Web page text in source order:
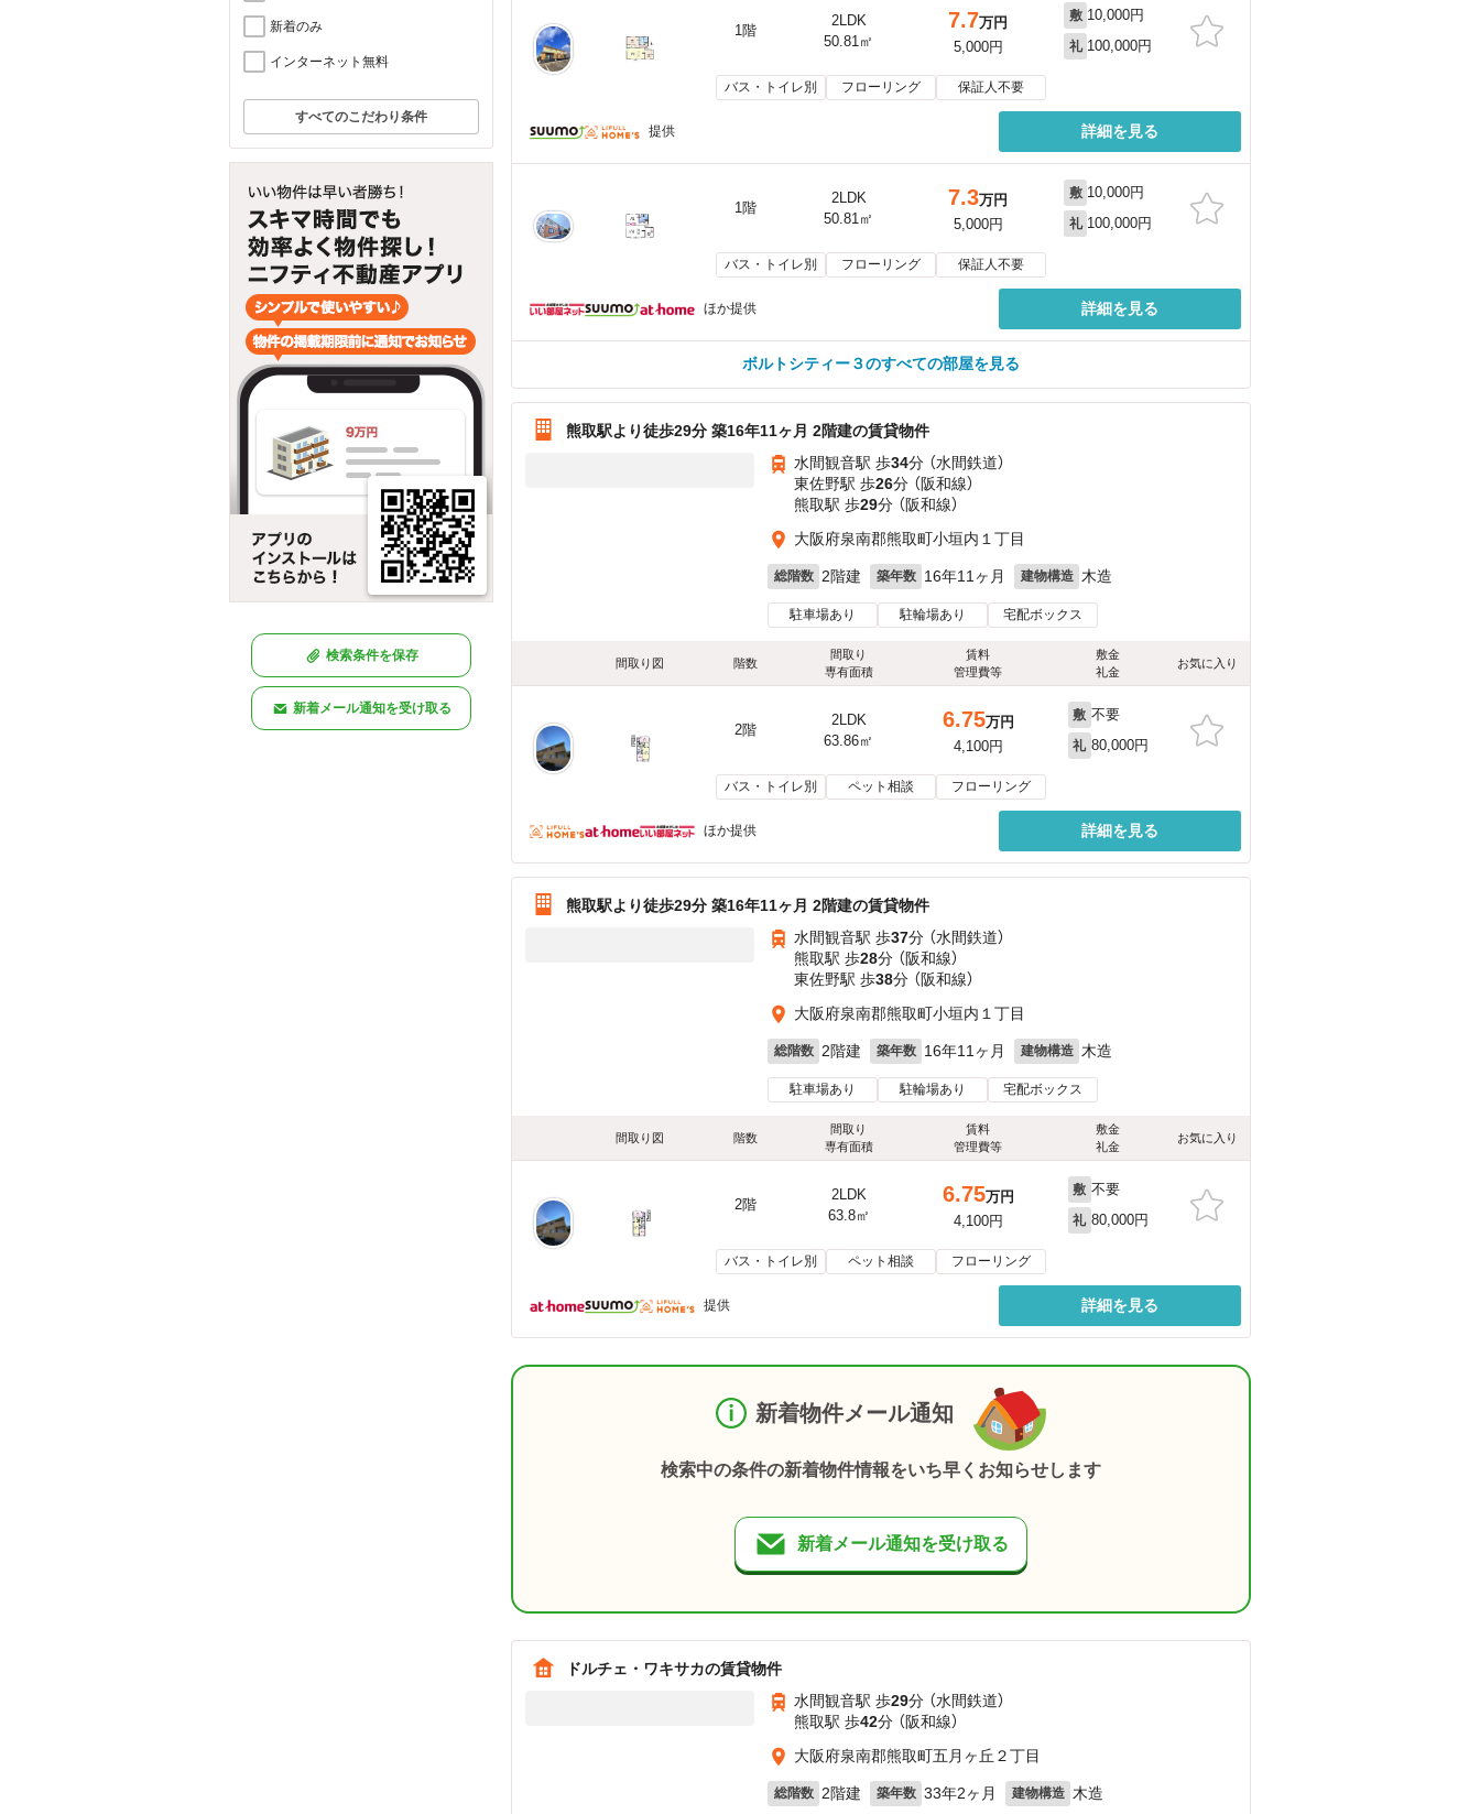
新着のみ
インターネット無料
すべてのこだわり条件
検索条件を保存
新着メール通知を受け取る
1階
2LDK
50.81㎡
7.7万円
5,000円
敷 10,000円
礼 100,000円
バス・トイレ別 フローリング 保証人不要
提供 詳細を見る
1階
2LDK
50.81㎡
7.3万円
5,000円
敷 10,000円
礼 100,000円
バス・トイレ別 フローリング 保証人不要
ほか提供 詳細を見る
ボルトシティー３のすべての部屋を見る
熊取駅より徒歩29分 築16年11ヶ月 2階建の賃貸物件
水間観音駅 歩34分 （水間鉄道）
東佐野駅 歩26分 （阪和線）
熊取駅 歩29分 （阪和線）
大阪府泉南郡熊取町小垣内１丁目
総階数 2階建 築年数 16年11ヶ月 建物構造 木造
駐車場あり 駐輪場あり 宅配ボックス
間取り図 階数
間取り
専有面積
賃料
管理費等
敷金
礼金
お気に入り
2階
2LDK
63.86㎡
6.75万円
4,100円
敷 不要
礼 80,000円
バス・トイレ別 ペット相談 フローリング
ほか提供 詳細を見る
熊取駅より徒歩29分 築16年11ヶ月 2階建の賃貸物件
水間観音駅 歩37分 （水間鉄道）
熊取駅 歩28分 （阪和線）
東佐野駅 歩38分 （阪和線）
大阪府泉南郡熊取町小垣内１丁目
総階数 2階建 築年数 16年11ヶ月 建物構造 木造
駐車場あり 駐輪場あり 宅配ボックス
間取り図 階数
間取り
専有面積
賃料
管理費等
敷金
礼金
お気に入り
2階
2LDK
63.8㎡
6.75万円
4,100円
敷 不要
礼 80,000円
バス・トイレ別 ペット相談 フローリング
提供 詳細を見る
新着物件メール通知
検索中の条件の新着物件情報をいち早くお知らせします
新着メール通知を受け取る
ドルチェ・ワキサカの賃貸物件
水間観音駅 歩29分 （水間鉄道）
熊取駅 歩42分 （阪和線）
大阪府泉南郡熊取町五月ヶ丘２丁目
総階数 2階建 築年数 33年2ヶ月 建物構造 木造